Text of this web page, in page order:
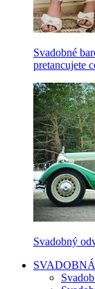
Svadobné
pretancujete
Svadobný